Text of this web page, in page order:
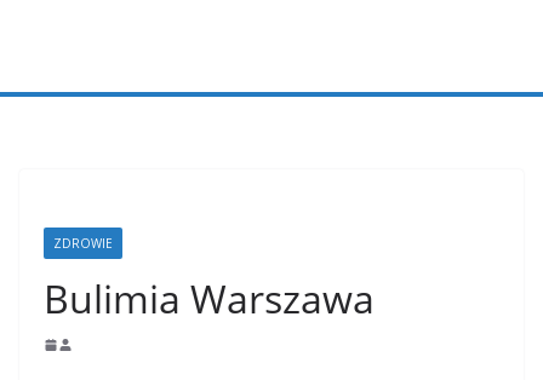
ZDROWIE
Bulimia Warszawa